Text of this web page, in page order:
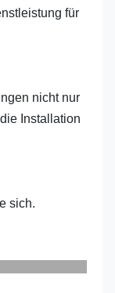
für
nicht nur
Installation
sich.